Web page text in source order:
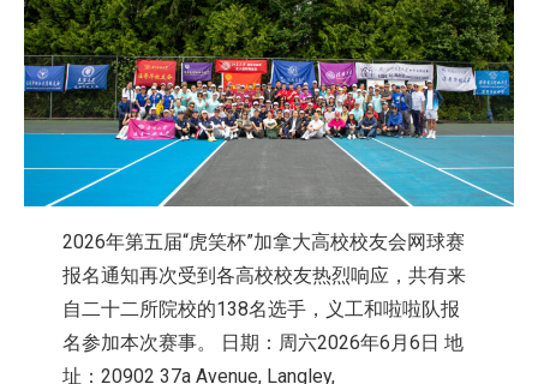
2026年第五届“虎笑杯”加拿大高校校友会网球赛
报名通知再次受到各高校校友热烈响应，共有来
自二十二所院校的138名选手，义工和啦啦队报
名参加本次赛事。 日期：周六2026年6月6日 地
址：20902 37a Avenue, Langley,